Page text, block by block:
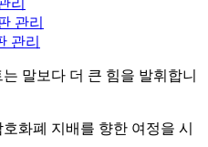
리
관리
관리
말보다 더 큰 힘을 발휘합니
화폐 지배를 향한 여정을 시